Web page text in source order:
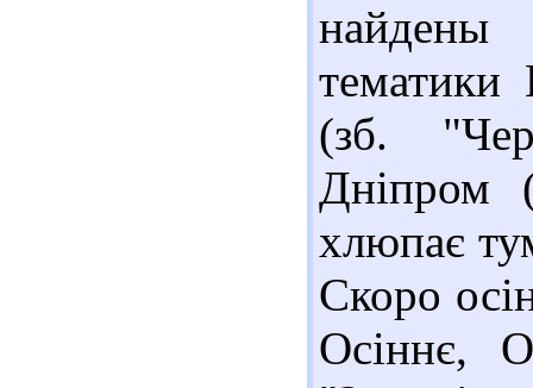
(зб.
Дніпром
хлюпає
Скоро
Осіннє,